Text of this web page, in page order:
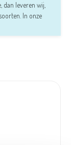
dan leveren wij,
In onze